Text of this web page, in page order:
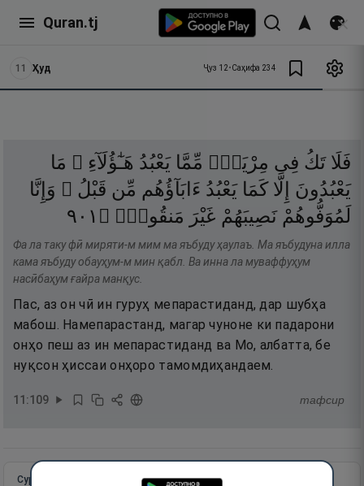
Quran.tj
11 Ҳуд Ҷуз 12•Саҳифа 234
فَلَا تَكُ فِى مِرْيَةٍۢ مِّمَّا يَعْبُدُ هَـٰٓؤُلَآءِ ۚ مَا
يَعْبُدُونَ
إِلَّا كَمَا يَعْبُدُ ءَابَآؤُهُم مِّن قَبْلُ ۚ وَإِنَّا
لَمُوَفُّوهُمْ نَصِيبَهُمْ غَيْرَ مَنقُوصٍۢ ۝ ١٠٩
Фа ла таку фӣ миряти-м мим ма яъбуду ҳаулаъ. Ма яъбудуна илла
кама яъбуду обауҳум-м мин қабл. Ва инна ла муваффуҳум
насӣбаҳум ғайра манқус.
Пас, аз он чӣ ин гуруҳ мепарастиданд, дар шубҳа
мабош. Намепарастанд, магар чуноне ки падарони
онҳо пеш аз ин мепарастиданд ва Мо, албатта, бе
нуқсон ҳиссаи онҳоро тамомдиҳандаем.
11:109 тафсир
Сураи пурра Идома додан